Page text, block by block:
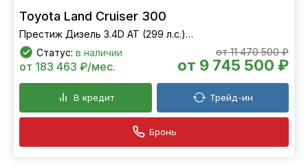
Toyota Land Cruiser 300
Престиж Дизель 3.4D AT (299 л.с.) 4WD
Статус: в наличии от 11 470 500 ₽
от 9 745 500 ₽
от 183 463 ₽/мес.
В кредит Трейд-ин
Бронь